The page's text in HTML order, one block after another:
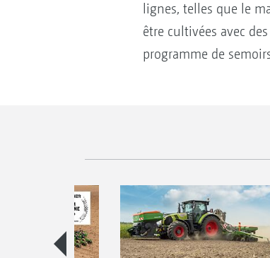
lignes, telles que le
être cultivées avec
programme de